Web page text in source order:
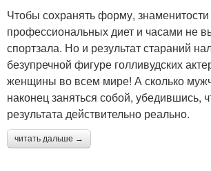
Чтобы сохранять форму,
профессиональных диет и часами не
спортзала. Но и результат стараний
безупречной фигуре голливудских
женщины во всем мире! А сколько
наконец заняться собой, убедившись,
результата действительно реально.
читать дальше →